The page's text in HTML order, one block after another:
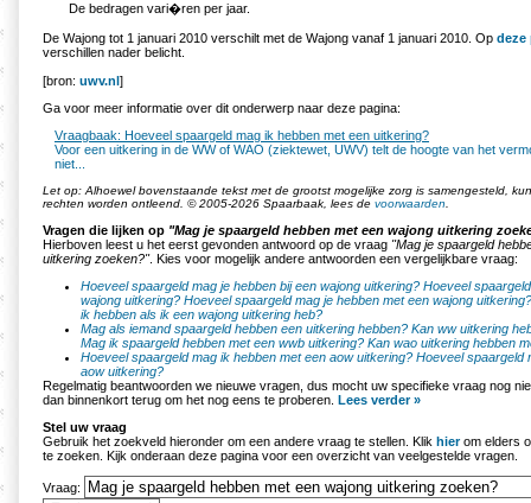
De bedragen vari�ren per jaar.
De Wajong tot 1 januari 2010 verschilt met de Wajong vanaf 1 januari 2010. Op deze
verschillen nader belicht.
[bron: uwv.nl]
Ga voor meer informatie over dit onderwerp naar deze pagina:
Vraagbaak: Hoeveel spaargeld mag ik hebben met een uitkering?
Voor een uitkering in de WW of WAO (ziektewet, UWV) telt de hoogte van het
niet...
Let op: Alhoewel bovenstaande tekst met de grootst mogelijke zorg is samengesteld,
rechten worden ontleend. © 2005-2026 Spaarbaak, lees de voorwaarden
Vragen die lijken op "Mag je spaargeld hebben met een wajong uitkering
Hierboven leest u het eerst gevonden antwoord op de vraag "Mag je spaargeld
uitkering zoeken?". Kies voor mogelijk andere antwoorden een vergelijkbare vraag:
Hoeveel spaargeld mag je hebben bij een wajong uitkering? Hoeveel
wajong uitkering? Hoeveel spaargeld mag je hebben met een wajong uitkering?
ik hebben als ik een wajong uitkering heb?
Mag als iemand spaargeld hebben een uitkering hebben? Kan ww uitkering
Mag ik spaargeld hebben met een wwb uitkering? Kan wao uitkering hebben
Hoeveel spaargeld mag ik hebben met een aow uitkering? Hoeveel spaargeld
aow uitkering?
Regelmatig beantwoorden we nieuwe vragen, dus mocht uw specifieke vraag nog
dan binnenkort terug om het nog eens te proberen. Lees verder »
Stel uw vraag
Gebruik het zoekveld hieronder om een andere vraag te stellen. Klik hierom elders
te zoeken. Kijk onderaan deze pagina voor een overzicht van veelgestelde vragen.
Vraag: